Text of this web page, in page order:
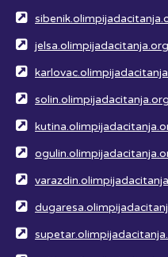
jelsa.olimpijadacitanja.org
solin.olimpijadacitanja.org